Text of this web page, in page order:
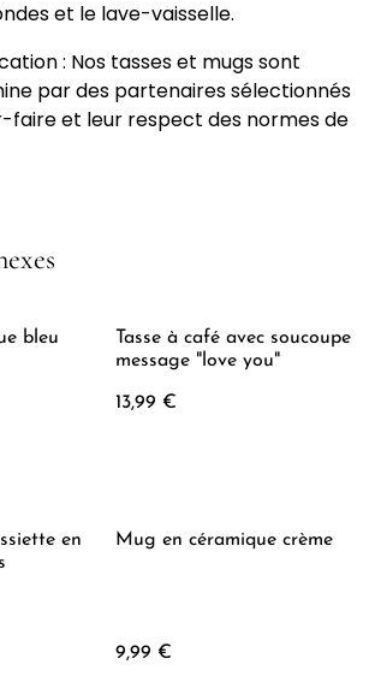
et le lave-vaisselle.
: Nos tasses et mugs sont
par des partenaires sélectionnés
faire et leur respect des normes de
bleu
Tasse à café avec soucoupe
message "love you"
13,99 €
en
Mug en céramique crème
9,99 €